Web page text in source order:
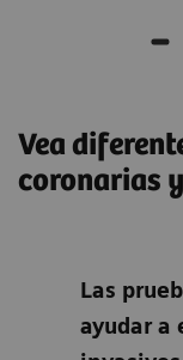
Vea
coronarias
Las
ayudar a